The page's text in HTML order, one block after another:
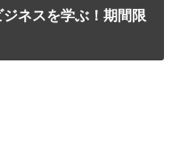
ネスを学ぶ！期間限